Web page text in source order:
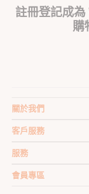
註冊登記成
購
關於我們
客戶服務
服務
會員專區